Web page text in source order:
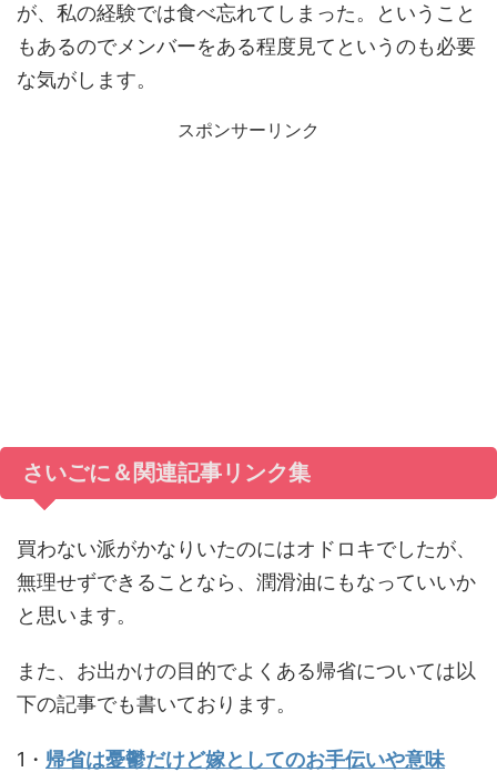
が、私の経験では食べ忘れてしまった。ということ
もあるのでメンバーをある程度見てというのも必要
な気がします。
スポンサーリンク
さいごに＆関連記事リンク集
買わない派がかなりいたのにはオドロキでしたが、
無理せずできることなら、潤滑油にもなっていいか
と思います。
また、お出かけの目的でよくある帰省については以
下の記事でも書いております。
1・ 帰省は憂鬱だけど嫁としてのお手伝いや意味